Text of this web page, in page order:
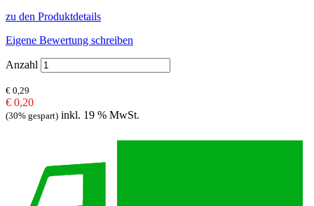
zu den Produktdetails
Eigene Bewertung schreiben
Anzahl
€ 0,29
€ 0,20
(30% gespart) inkl. 19 % MwSt.